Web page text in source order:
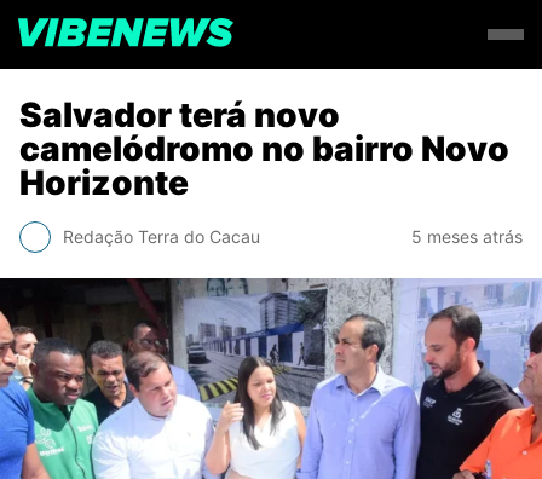
Salvador terá novo
camelódromo no bairro Novo
Horizonte
Redação Terra do Cacau 5 meses atrás